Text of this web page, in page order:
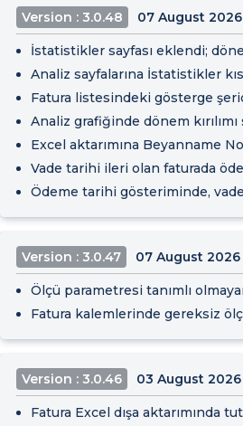
Version : 3.0.48 07 August 2026
İstatistikler sayfası eklendi;
Analiz sayfalarına İstatistikler
Fatura listesindeki gösterge
Analiz grafiğinde dönem
Excel aktarımına Beyanname
Vade tarihi ileri olan faturada
Ödeme tarihi gösteriminde,
Version : 3.0.47 07 August 2026
Ölçü parametresi tanımlı
Fatura kalemlerinde gereksiz
Version : 3.0.46 03 August 2026
Fatura Excel dışa aktarımında